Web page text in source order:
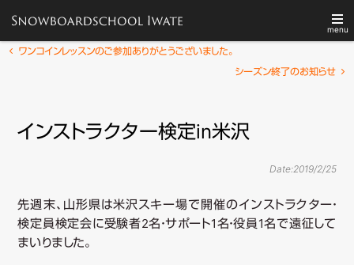
menu
メ
ン
レッスン 技術テスト
検
索
投 ワンコインレッスンのご参加ありがとうございました。
シーズン終了のお知らせ
インストラクター検定in米沢
Date:2019/2/25
先週末、山形県は米沢スキー場で開催のインストラクター・
検定員検定会に受験者2名・サポート1名・役員1名で遠征して
まいりました。